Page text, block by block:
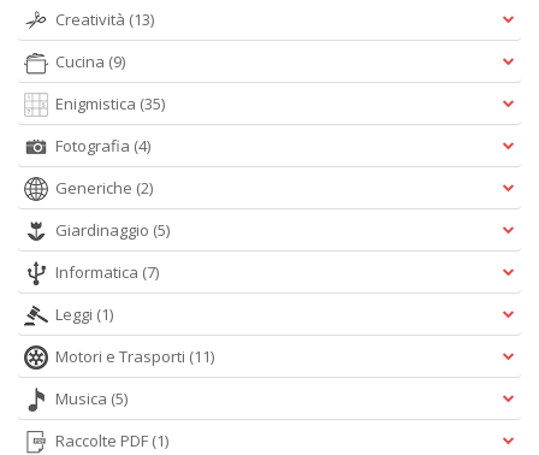
Creatività (13)
Cucina (9)
Enigmistica (35)
Fotografia (4)
Generiche (2)
Giardinaggio (5)
Informatica (7)
Leggi (1)
Motori e Trasporti (11)
Musica (5)
Raccolte PDF (1)